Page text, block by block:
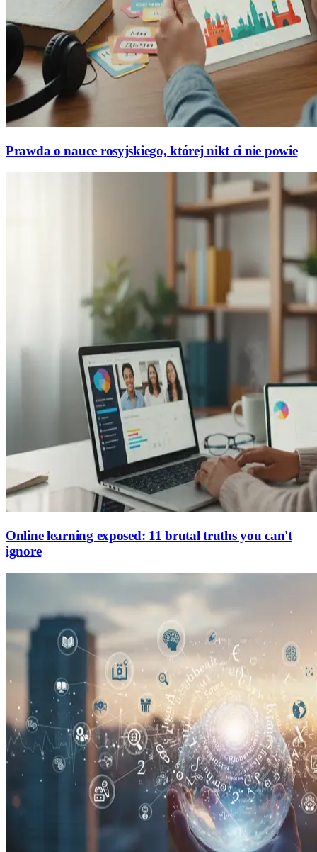
Prawda o nauce rosyjskiego, której nikt ci nie powie
Online learning exposed: 11 brutal truths you can't
ignore